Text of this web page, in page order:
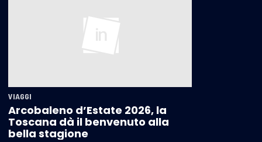
VIAGGI
Arcobaleno d’Estate 2026, la
Toscana dà il benvenuto alla
bella stagione